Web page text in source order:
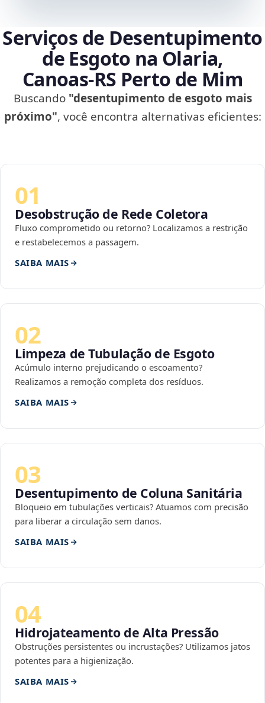
Serviços de Desentupimento
de Esgoto na Olaria,
Canoas‑RS Perto de Mim
Buscando "desentupimento de esgoto mais
próximo", você encontra alternativas eficientes:
01
Desobstrução de Rede Coletora
Fluxo comprometido ou retorno? Localizamos a restrição
e restabelecemos a passagem.
SAIBA MAIS
02
Limpeza de Tubulação de Esgoto
Acúmulo interno prejudicando o escoamento?
Realizamos a remoção completa dos resíduos.
SAIBA MAIS
03
Desentupimento de Coluna Sanitária
Bloqueio em tubulações verticais? Atuamos com precisão
para liberar a circulação sem danos.
SAIBA MAIS
04
Hidrojateamento de Alta Pressão
Obstruções persistentes ou incrustações? Utilizamos jatos
potentes para a higienização.
SAIBA MAIS